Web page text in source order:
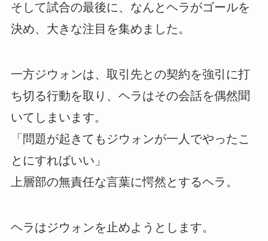
そして試合の最後に、なんとヘラがゴールを
決め、大きな注目を集めました。
一方ジウォンは、取引先との契約を強引に打
ち切る行動を取り、ヘラはその会話を偶然聞
いてしまいます。
「問題が起きてもジウォンが一人でやったこ
とにすればいい」
上層部の無責任な言葉に愕然とするヘラ。
ヘラはジウォンを止めようとします。